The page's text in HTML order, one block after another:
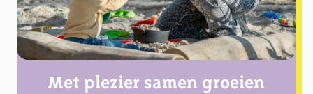
Met plezier samen groeien